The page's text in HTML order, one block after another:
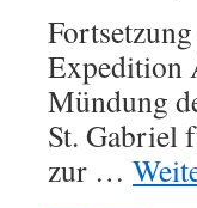
Expedition
Mündung
St. Gabriel
zur …